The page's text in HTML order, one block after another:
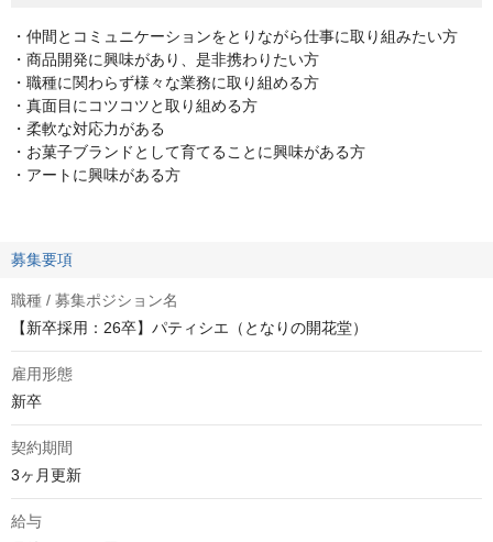
・仲間とコミュニケーションをとりながら仕事に取り組みたい方
・商品開発に興味があり、是非携わりたい方
・職種に関わらず様々な業務に取り組める方
・真面目にコツコツと取り組める方
・柔軟な対応力がある
・お菓子ブランドとして育てることに興味がある方
・アートに興味がある方
募集要項
職種 / 募集ポジション名
【新卒採用：26卒】パティシエ（となりの開花堂）
雇用形態
新卒
契約期間
3ヶ月更新
給与